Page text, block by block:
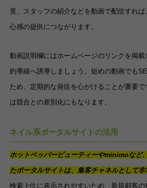
景、スタッフの紹介などを動画で配信すれ
心感の提供につながります。
動画説明欄にはホームページのリンクを掲
約導線へ誘導しましょう。短めの動画でも
ため、定期的な発信を心がけることが重要
は競合との差別化にもなります。
ネイル系ポータルサイトの活用
ホットペッパービューティーやminimoなど
たポータルサイトは、集客チャネルとして非
検索上位に表示されやすいため、新規顧客の